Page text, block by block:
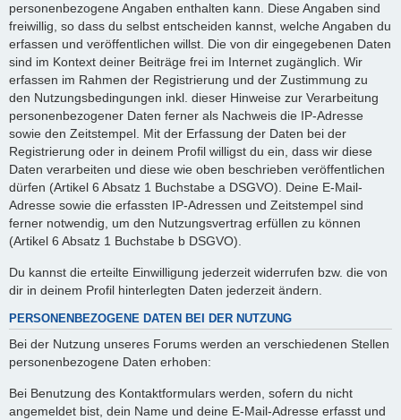
personenbezogene Angaben enthalten kann. Diese Angaben sind
freiwillig, so dass du selbst entscheiden kannst, welche Angaben du
erfassen und veröffentlichen willst. Die von dir eingegebenen Daten
sind im Kontext deiner Beiträge frei im Internet zugänglich. Wir
erfassen im Rahmen der Registrierung und der Zustimmung zu
den Nutzungsbedingungen inkl. dieser Hinweise zur Verarbeitung
personenbezogener Daten ferner als Nachweis die IP-Adresse
sowie den Zeitstempel. Mit der Erfassung der Daten bei der
Registrierung oder in deinem Profil willigst du ein, dass wir diese
Daten verarbeiten und diese wie oben beschrieben veröffentlichen
dürfen (Artikel 6 Absatz 1 Buchstabe a DSGVO). Deine E-Mail-
Adresse sowie die erfassten IP-Adressen und Zeitstempel sind
ferner notwendig, um den Nutzungsvertrag erfüllen zu können
(Artikel 6 Absatz 1 Buchstabe b DSGVO).
Du kannst die erteilte Einwilligung jederzeit widerrufen bzw. die von
dir in deinem Profil hinterlegten Daten jederzeit ändern.
PERSONENBEZOGENE DATEN BEI DER NUTZUNG
Bei der Nutzung unseres Forums werden an verschiedenen Stellen
personenbezogene Daten erhoben:
Bei Benutzung des Kontaktformulars werden, sofern du nicht
angemeldet bist, dein Name und deine E-Mail-Adresse erfasst und